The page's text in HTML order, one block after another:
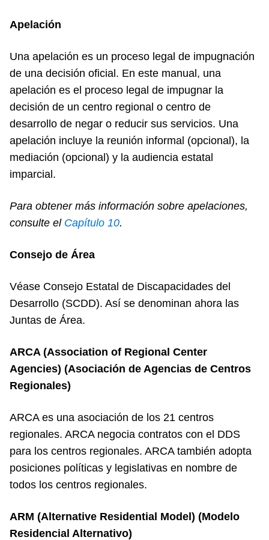
Apelación
Una apelación es un proceso legal de impugnación
de una decisión oficial. En este manual, una
apelación es el proceso legal de impugnar la
decisión de un centro regional o centro de
desarrollo de negar o reducir sus servicios. Una
apelación incluye la reunión informal (opcional), la
mediación (opcional) y la audiencia estatal
imparcial.
Para obtener más información sobre apelaciones,
consulte el Capítulo 10.
Consejo de Área
Véase Consejo Estatal de Discapacidades del
Desarrollo (SCDD). Así se denominan ahora las
Juntas de Área.
ARCA (Association of Regional Center
Agencies) (Asociación de Agencias de Centros
Regionales)
ARCA es una asociación de los 21 centros
regionales. ARCA negocia contratos con el DDS
para los centros regionales. ARCA también adopta
posiciones políticas y legislativas en nombre de
todos los centros regionales.
ARM (Alternative Residential Model) (Modelo
Residencial Alternativo)